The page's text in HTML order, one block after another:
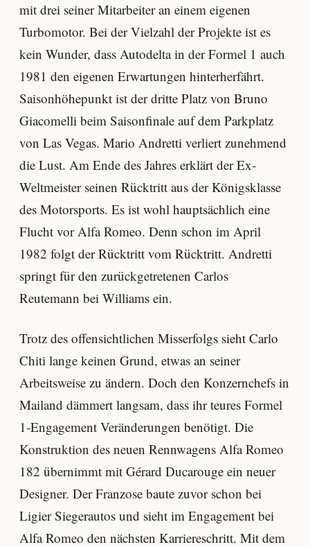
mit drei seiner Mitarbeiter an einem eigenen
Turbomotor. Bei der Vielzahl der Projekte ist es
kein Wunder, dass Autodelta in der Formel 1 auch
1981 den eigenen Erwartungen hinterherfährt.
Saisonhöhepunkt ist der dritte Platz von Bruno
Giacomelli beim Saisonfinale auf dem Parkplatz
von Las Vegas. Mario Andretti verliert zunehmend
die Lust. Am Ende des Jahres erklärt der Ex-
Weltmeister seinen Rücktritt aus der Königsklasse
des Motorsports. Es ist wohl hauptsächlich eine
Flucht vor Alfa Romeo. Denn schon im April
1982 folgt der Rücktritt vom Rücktritt. Andretti
springt für den zurückgetretenen Carlos
Reutemann bei Williams ein.
Trotz des offensichtlichen Misserfolgs sieht Carlo
Chiti lange keinen Grund, etwas an seiner
Arbeitsweise zu ändern. Doch den Konzernchefs in
Mailand dämmert langsam, dass ihr teures Formel
1-Engagement Veränderungen benötigt. Die
Konstruktion des neuen Rennwagens Alfa Romeo
182 übernimmt mit Gérard Ducarouge ein neuer
Designer. Der Franzose baute zuvor schon bei
Ligier Siegerautos und sieht im Engagement bei
Alfa Romeo den nächsten Karriereschritt. Mit dem